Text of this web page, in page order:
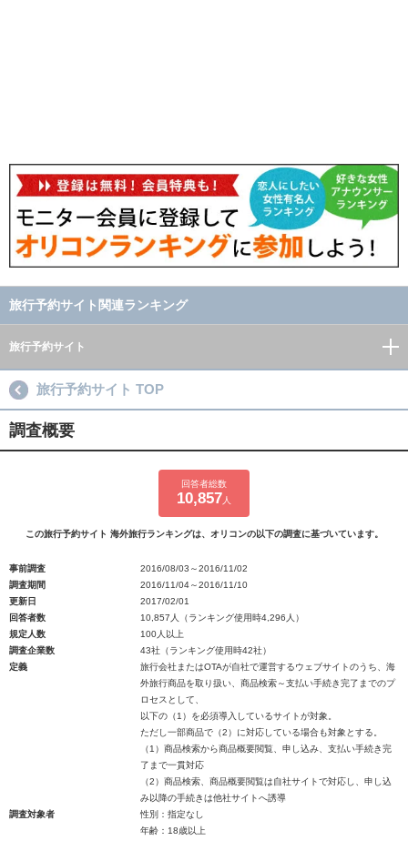
旅行予約サイト関連ランキング
旅行予約サイト
旅行予約サイト TOP
調査概要
回答者総数
10,857 人
この旅行予約サイト 海外旅行ランキングは、オリコンの以下の調査に基づいています。
事前調査
2016/08/03～2016/11/02
調査期間
2016/11/04～2016/11/10
更新日
2017/02/01
回答者数
10,857人（ランキング使用時4,296人）
規定人数
100人以上
調査企業数
43社（ランキング使用時42社）
定義
旅行会社またはOTAが自社で運営するウェブサイトのうち、海
外旅行商品を取り扱い、商品検索～支払い手続き完了までのプ
ロセスとして、
以下の（1）を必須導入しているサイトが対象。
ただし一部商品で（2）に対応している場合も対象とする。
（1）商品検索から商品概要閲覧、申し込み、支払い手続き完
了まで一貫対応
（2）商品検索、商品概要閲覧は自社サイトで対応し、申し込
み以降の手続きは他社サイトへ誘導
調査対象者
性別：指定なし
年齢：18歳以上